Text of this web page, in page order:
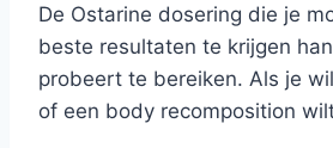
De Ostarine dosering die je
beste resultaten te krijgen
probeert te bereiken. Als je
of een body recomposition